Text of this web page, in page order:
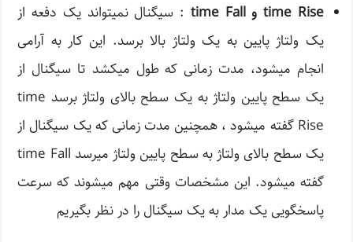
time Rise و time Fall
: سیگنال نمیتواند یک دفعه از
یک ولتاژ پایین به یک ولتاژ بالا برسد. این کار به آرامی
انجام میشود، مدت زمانی که طول میکشد تا سیگنال از
یک سطح پایین ولتاژ به یک سطح بالای ولتاژ برسد time
Rise گفته میشود ، همچنین مدت زمانی که یک سیگنال از
یک سطح بالای ولتاژ به سطح پایین ولتاژ میرسد time Fall
گفته میشود. این مشخصات وقتی مهم میشوند که سرعت
پاسخگویی یک مدار به یک سیگنال را در نظر بگیریم